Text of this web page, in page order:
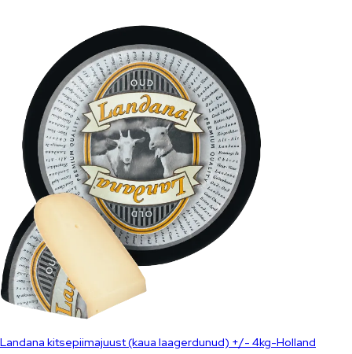
Landana kitsepiimajuust (kaua laagerdunud) +/- 4kg-Holland